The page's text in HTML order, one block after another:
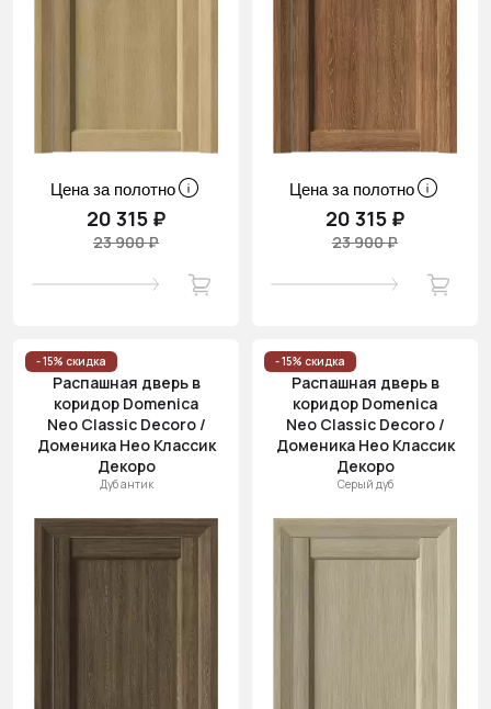
Цена за полотно
20 315 ₽
23 900 ₽
Цена за полотно
20 315 ₽
23 900 ₽
- 15% скидка
Распашная дверь в
коридор Domenica
Neo Classic Decoro /
Доменика Нео Классик
Декоро
Дуб антик
- 15% скидка
Распашная дверь в
коридор Domenica
Neo Classic Decoro /
Доменика Нео Классик
Декоро
Серый дуб